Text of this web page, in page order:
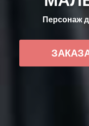
Персонаж